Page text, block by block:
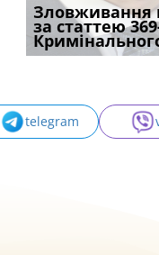
Якщо суд
відшкодування
наявніс
Зловживання
за статтею
telegram